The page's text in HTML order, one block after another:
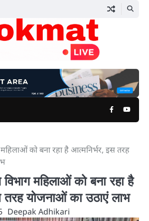
Facebook
को बना रहा है आत्मनिर्भर, इस तरह
महिलाओं को बना रहा है
तरह योजनाओं का उठाएं लाभ
Deepak Adhikari